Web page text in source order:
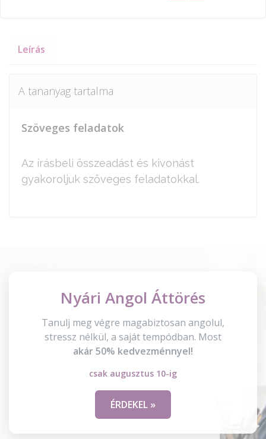
Leírás
A tananyag tartalma
Szöveges feladatok
Az írásbeli összeadást és kivonást
gyakoroljuk szöveges feladatokkal.
Nyári Angol Áttörés
Tanulj meg végre magabiztosan angolul,
stressz nélkül, a saját tempódban. Most
akár 50% kedvezménnyel!
csak augusztus 10-ig
ÉRDEKEL »